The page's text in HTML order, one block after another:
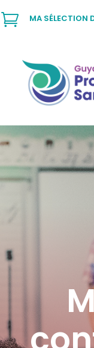
 MA SÉLECTION